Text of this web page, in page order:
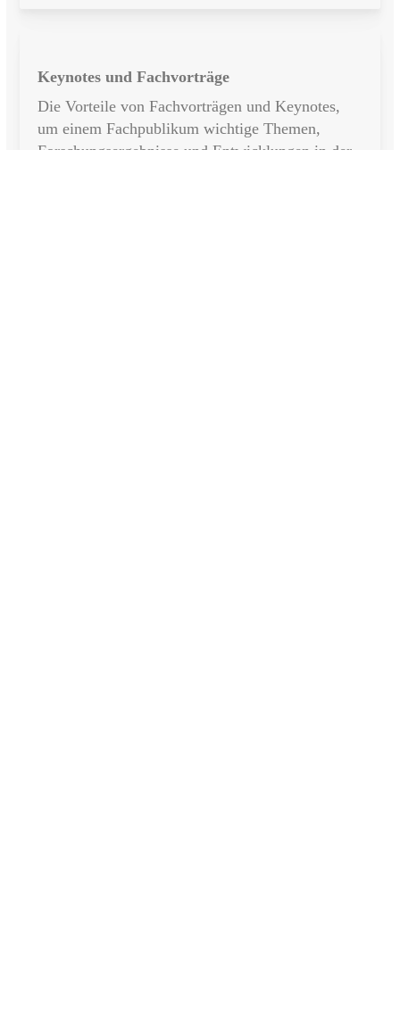
Keynotes und Fachvorträge
Die Vorteile von Fachvorträgen und Keynotes,
um einem Fachpublikum wichtige Themen,
Forschungsergebnisse und Entwicklungen in der